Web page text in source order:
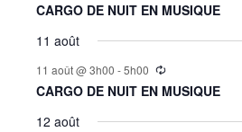
CARGO DE NUIT EN MUSIQUE
11 août
11 août @ 3h00 -5h00
CARGO DE NUIT EN MUSIQUE
12 août